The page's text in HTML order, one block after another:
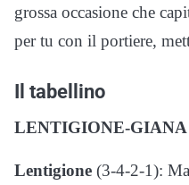
grossa occasione che
per tu con il portiere,
Il tabellino
LENTIGIONE-GIANA
Lentigione (3-4-2-1):